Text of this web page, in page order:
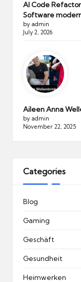
AI Code
Software
by admin
July 2, 2026
Aileen Anna
by admin
November 22, 2025
Categories
Blog
Gaming
Geschäft
Gesundheit
Heimwerken